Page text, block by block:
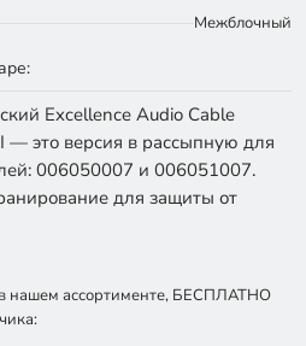
Межблочный
Excellence Audio Cable
— это версия в рассыпную для
006050007 и 006051007.
для защиты от
нашем ассортименте, БЕСПЛАТНО